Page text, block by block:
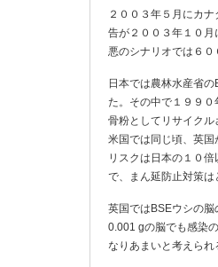
２００３年５月にカ
告が２００３年１０
悪のシナリオでは６
日本では農林水産省
た。その中で１９９
骨粉としてリサイク
米国では同じ頃、英
リスクは日本の１０
で、まん延防止対策
英国ではBSEウシの
0.001 gの脳でも感染
なりあまいと考えられ